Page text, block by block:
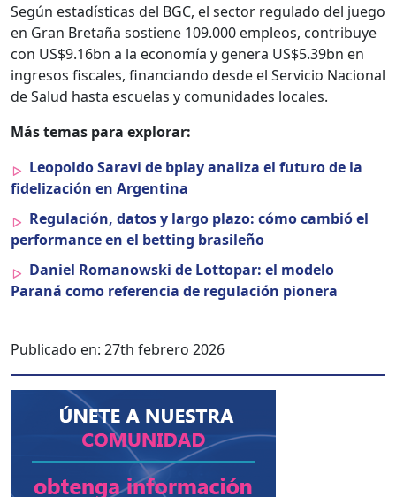
Según estadís­ti­cas del BGC, el sec­tor reg­u­la­do del juego
en Gran Bre­taña sostiene 109.000 empleos, con­tribuye
con US$9.16bn a la economía y gen­era US$5.39bn en
ingre­sos fis­cales, finan­cian­do des­de el Ser­vi­cio Nacional
de Salud has­ta escue­las y comu­nidades locales.
Más temas para explo­rar:
Leopol­do Sar­avi de bplay anal­iza el futuro de la
fidelización en Argenti­na
Reg­u­lación, datos y largo pla­zo: cómo cam­bió el
per­for­mance en el bet­ting brasileño
Daniel Romanows­ki de Lot­topar: el mod­e­lo
Paraná como ref­er­en­cia de reg­u­lación pio­nera
Publicado en: 27th febrero 2026